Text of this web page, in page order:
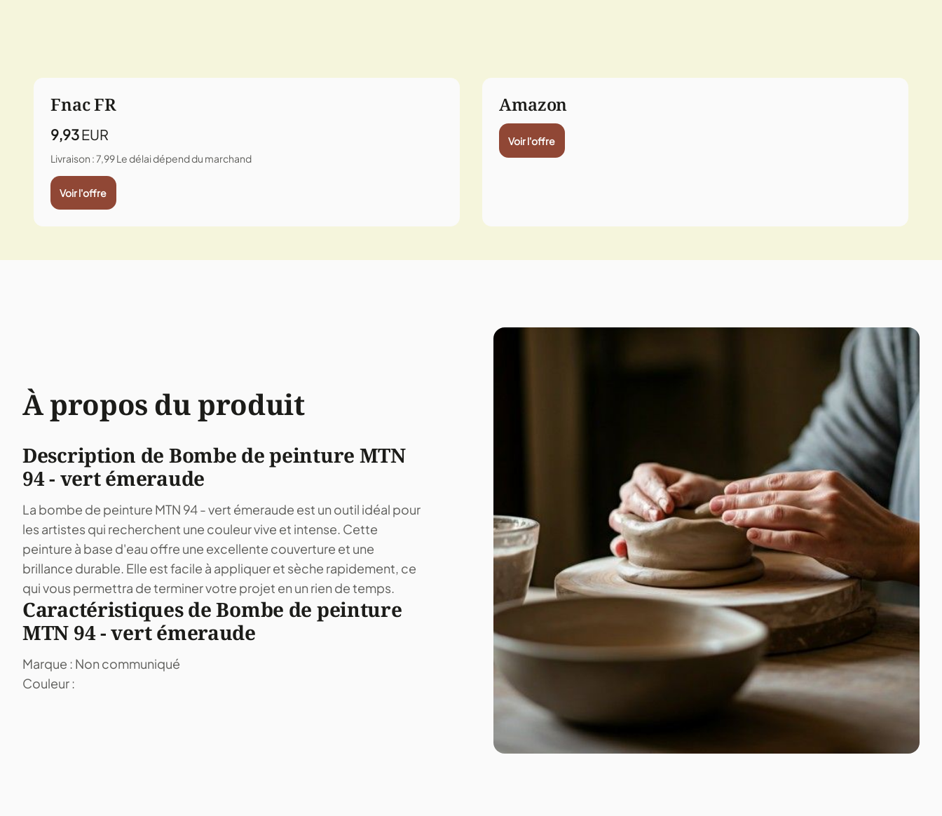
Fnac FR
9,93EUR
Livraison : 7,99Le délai dépend du marchand
Voir l'offre
Amazon
Voir l'offre
À propos du produit
Description de Bombe de peinture MTN
94 - vert émeraude
La bombe de peinture MTN 94 - vert émeraude est un outil idéal pour
les artistes qui recherchent une couleur vive et intense. Cette
peinture à base d'eau offre une excellente couverture et une
brillance durable. Elle est facile à appliquer et sèche rapidement, ce
qui vous permettra de terminer votre projet en un rien de temps.
Caractéristiques de Bombe de peinture
MTN 94 - vert émeraude
Marque : Non communiqué
Couleur :